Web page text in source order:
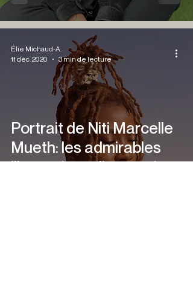
Portrait de Niti Marcelle
Mueth: les admirables
illustrations d’une artiste
Élie Michaud-A.
11 déc. 2020
3 min de lecture